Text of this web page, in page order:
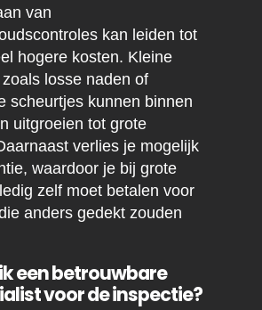
van
kan leiden tot
hogere kosten. Kleine
losse naden of
scheurtjes kunnen binnen
uitgroeien tot grote
verlies je mogelijk
waardoor je bij grote
zelf moet betalen voor
anders gedekt zouden
een betrouwbare
voor de inspectie?